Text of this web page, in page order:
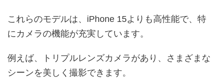
これらのモデルは、iPhone 15よりも高性能で、特
にカメラの機能が充実しています。
例えば、トリプルレンズカメラがあり、さまざまな
シーンを美しく撮影できます。